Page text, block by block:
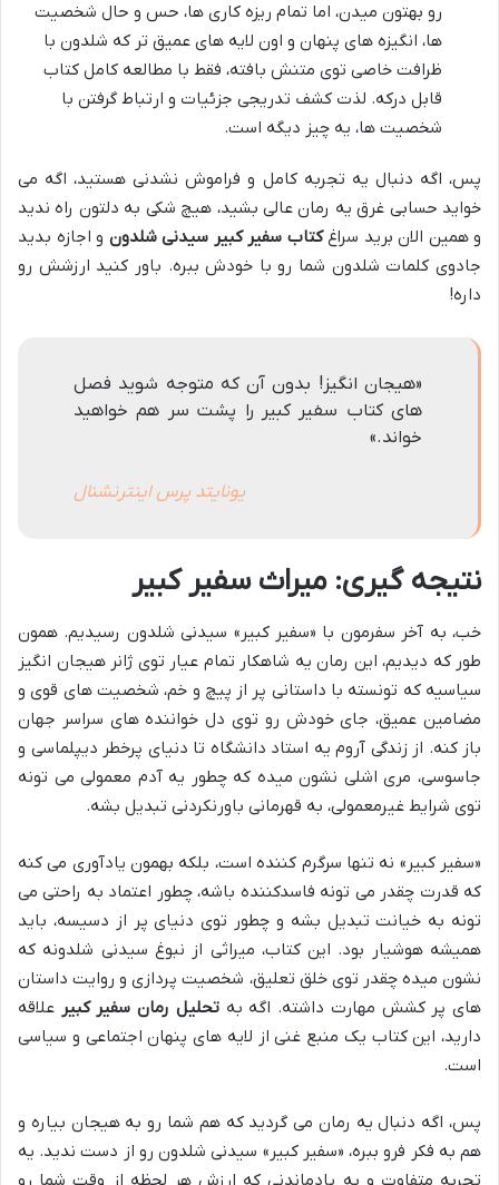
رو بهتون میدن، اما تمام ریزه کاری ها، حس و حال شخصیت
ها، انگیزه های پنهان و اون لایه های عمیق تر که شلدون با
ظرافت خاصی توی متنش بافته، فقط با مطالعه کامل کتاب
قابل درکه. لذت کشف تدریجی جزئیات و ارتباط گرفتن با
شخصیت ها، یه چیز دیگه است.
پس، اگه دنبال یه تجربه کامل و فراموش نشدنی هستید، اگه می
خواید حسابی غرق یه رمان عالی بشید، هیچ شکی به دلتون راه ندید
و همین الان برید سراغکتاب سفیر کبیر سیدنی شلدون و اجازه بدید
جادوی کلمات شلدون شما رو با خودش ببره. باور کنید ارزشش رو
داره!
«هیجان انگیز! بدون آن که متوجه شوید فصل
های کتاب سفیر کبیر را پشت سر هم خواهید
خواند.»
یونایتد پرس اینترنشنال
نتیجه گیری: میراث سفیر کبیر
خب، به آخر سفرمون با «سفیر کبیر» سیدنی شلدون رسیدیم. همون
طور که دیدیم، این رمان یه شاهکار تمام عیار توی ژانر هیجان انگیز
سیاسیه که تونسته با داستانی پر از پیچ و خم، شخصیت های قوی و
مضامین عمیق، جای خودش رو توی دل خواننده های سراسر جهان
باز کنه. از زندگی آروم یه استاد دانشگاه تا دنیای پرخطر دیپلماسی و
جاسوسی، مری اشلی نشون میده که چطور یه آدم معمولی می تونه
توی شرایط غیرمعمولی، به قهرمانی باورنکردنی تبدیل بشه.
«سفیر کبیر» نه تنها سرگرم کننده است، بلکه بهمون یادآوری می کنه
که قدرت چقدر می تونه فاسدکننده باشه، چطور اعتماد به راحتی می
تونه به خیانت تبدیل بشه و چطور توی دنیای پر از دسیسه، باید
همیشه هوشیار بود. این کتاب، میراثی از نبوغ سیدنی شلدونه که
نشون میده چقدر توی خلق تعلیق، شخصیت پردازی و روایت داستان
های پر کشش مهارت داشته. اگه بهتحلیل رمان سفیر کبیر علاقه
دارید، این کتاب یک منبع غنی از لایه های پنهان اجتماعی و سیاسی
است.
پس، اگه دنبال یه رمان می گردید که هم شما رو به هیجان بیاره و
هم به فکر فرو ببره، «سفیر کبیر» سیدنی شلدون رو از دست ندید. یه
تجربه متفاوت و به یادماندنی که ارزش هر لحظه از وقت شما رو